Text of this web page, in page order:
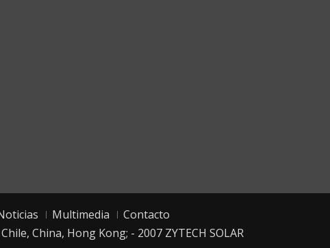
Multimedia
Contacto
China, Hong Kong; - 2007 ZYTECH SOLAR